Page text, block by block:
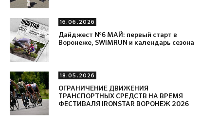
16.06.2026
Дайджест №6 МАЙ: первый старт в
Воронеже, SWIMRUN и календарь сезона
18.05.2026
ОГРАНИЧЕНИЕ ДВИЖЕНИЯ
ТРАНСПОРТНЫХ СРЕДСТВ НА ВРЕМЯ
ФЕСТИВАЛЯ IRONSTAR ВОРОНЕЖ 2026